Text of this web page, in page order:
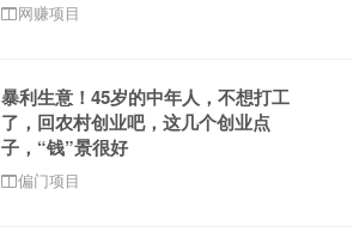
网赚项目
暴利生意！45岁的中年人，不想打工
了，回农村创业吧，这几个创业点
子，“钱”景很好
偏门项目